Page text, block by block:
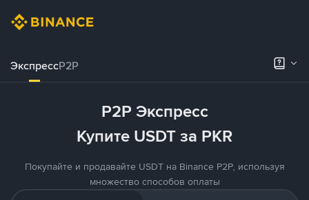
ЭкспрессP2P
P2P Экспресс
Купите USDT за PKR
Покупайте и продавайте USDT на Binance P2P, используя
множество способов оплаты